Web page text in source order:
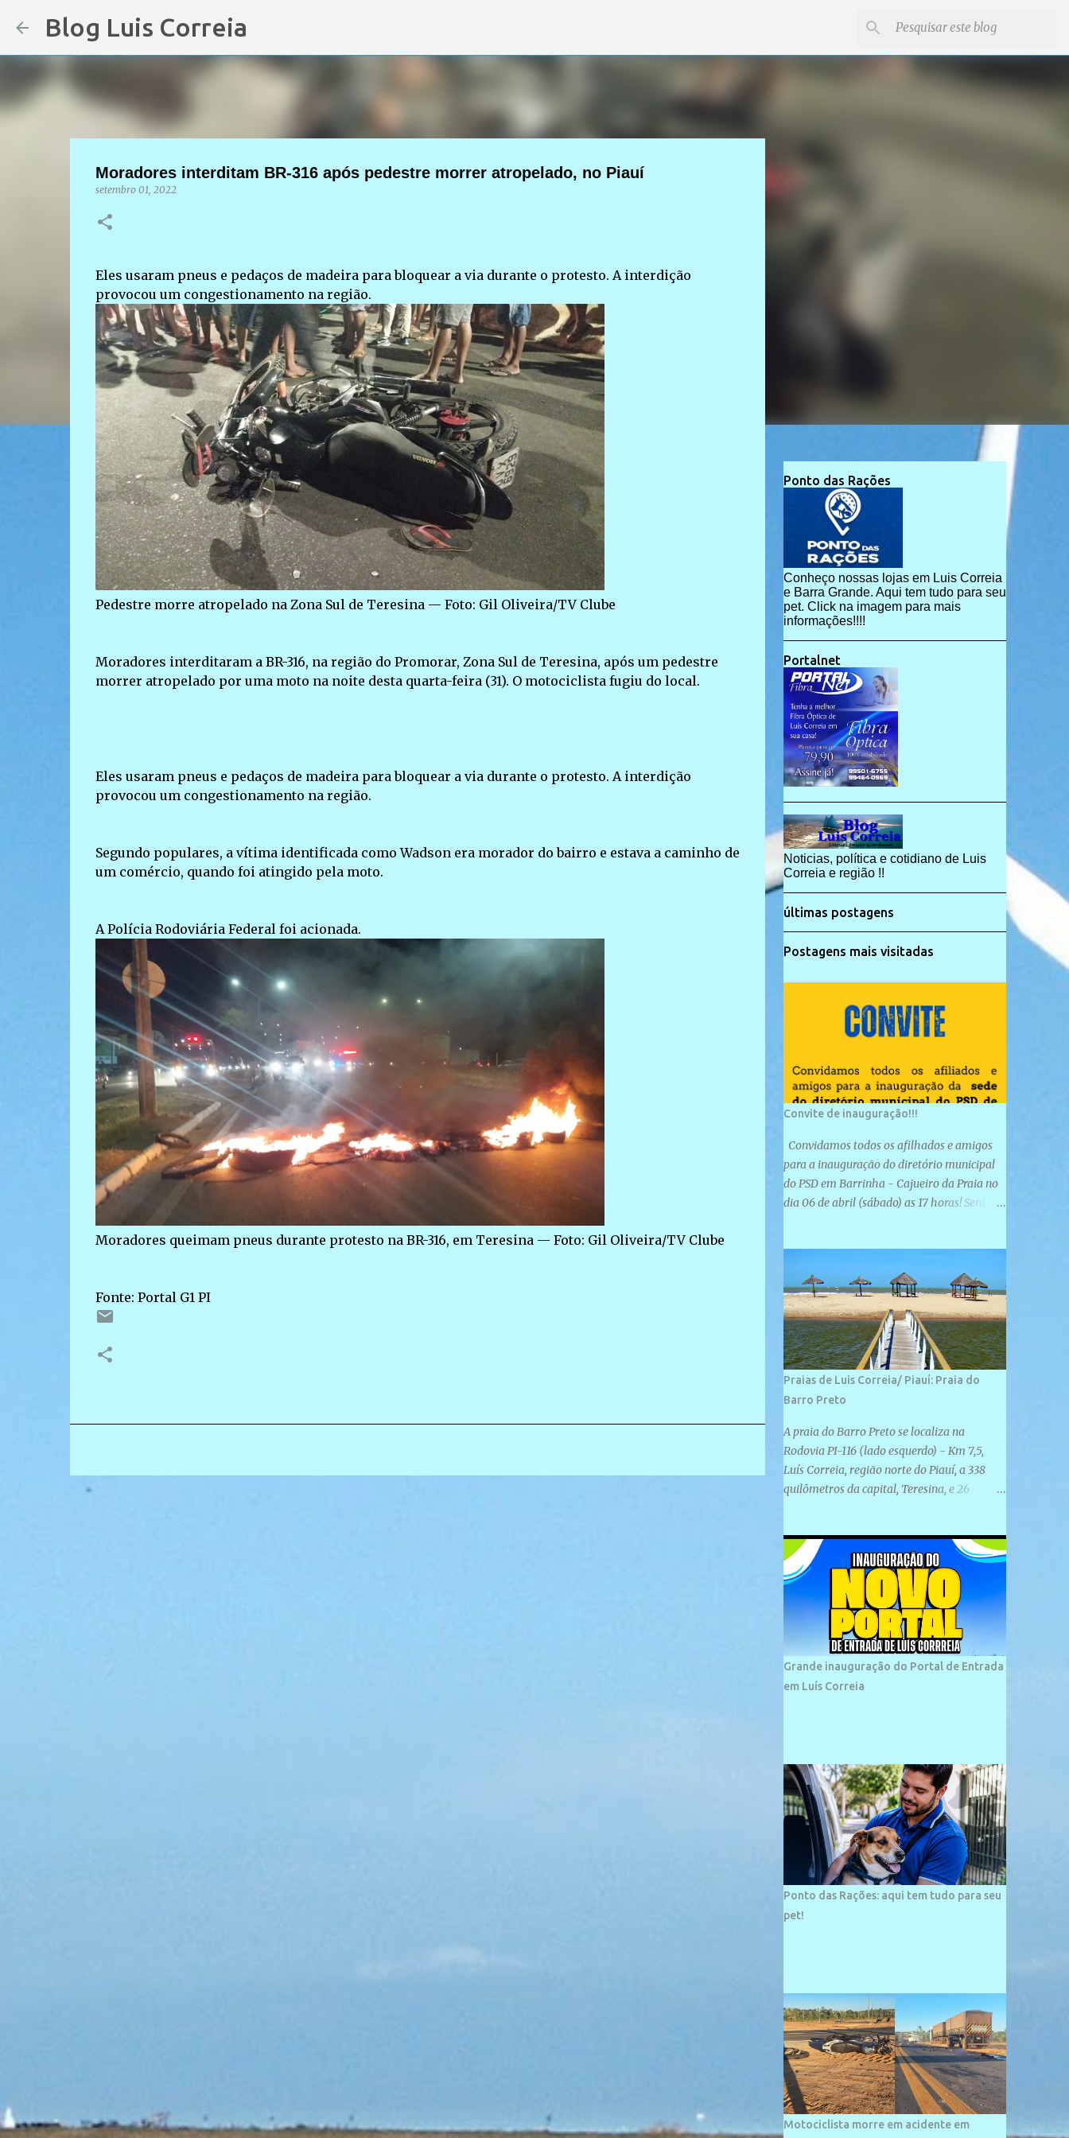
Blog Luis Correia
Moradores interditam BR-316 após pedestre morrer atropelado, no Piauí
setembro 01, 2022
Eles usaram pneus e pedaços de madeira para bloquear a via durante o protesto. A interdição
provocou um congestionamento na região.
Pedestre morre atropelado na Zona Sul de Teresina — Foto: Gil Oliveira/TV Clube
Moradores interditaram a BR-316, na região do Promorar, Zona Sul de Teresina, após um pedestre
morrer atropelado por uma moto na noite desta quarta-feira (31). O motociclista fugiu do local.
Eles usaram pneus e pedaços de madeira para bloquear a via durante o protesto. A interdição
provocou um congestionamento na região.
Segundo populares, a vítima identificada como Wadson era morador do bairro e estava a caminho de
um comércio, quando foi atingido pela moto.
A Polícia Rodoviária Federal foi acionada.
Moradores queimam pneus durante protesto na BR-316, em Teresina — Foto: Gil Oliveira/TV Clube
Fonte: Portal G1 PI
Ponto das Rações
Conheço nossas lojas em Luis Correia
e Barra Grande. Aqui tem tudo para seu
pet. Click na imagem para mais
informações!!!!
Portalnet
Noticias, política e cotidiano de Luis
Correia e região !!
últimas postagens
Postagens mais visitadas
Convite de inauguração!!!
Convidamos todos os afilhados e amigos
para a inauguração do diretório municipal
do PSD em Barrinha - Cajueiro da Praia no
dia 06 de abril (sábado) as 17 horas! Será
localizada na Rua São José, 98 Barrinha -
Cajueiro da Praia.
Praias de Luis Correia/ Piauí: Praia do
Barro Preto
A praia do Barro Preto se localiza na
Rodovia PI-116 (lado esquerdo) - Km 7,5,
Luís Correia, região norte do Piauí, a 338
quilômetros da capital, Teresina, e 26
plana e retilínea na maior parte de sua
extensão, chegando a mais ou menos a 1,5
km de paisagens exuberantes. Possui ondas
suaves devido ao extensivo molhe de pedras
que não chegam a 2 metros de altura, não
apresentando dunas em seu espaço
geográfico. Não se sabe ao certo porque a
praia leva esse nome, e muitas das suas
vizinhos. O bairro onde se localiza a praia é
palco de amplos investimentos e projetos
grandiosos como hotéis, pousadas e
residências de veraneio de grande porte. O
maior empreendimento fixado nessa área é
o SESC Praia, inaugurado em 12 de julho de
1996. Com arquitetura moderna,...
Grande inauguração do Portal de Entrada
em Luís Correia
Ponto das Rações: aqui tem tudo para seu
pet!
Motociclista morre em acidente em